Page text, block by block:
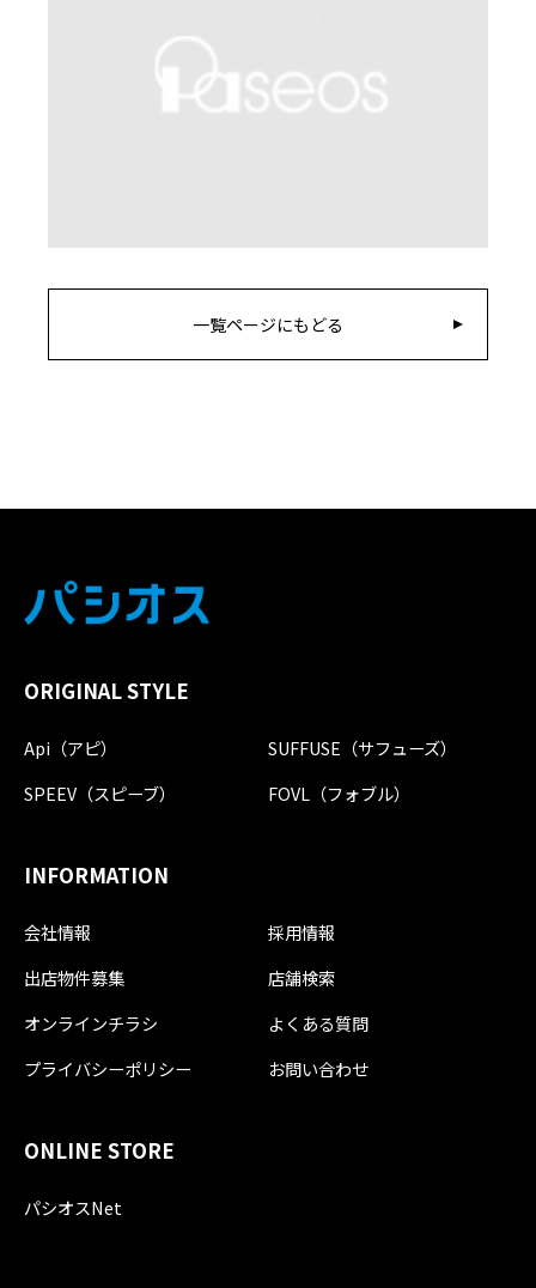
一覧ページにもどる
ORIGINAL STYLE
Api（アピ）
SUFFUSE（サフューズ）
SPEEV（スピーブ）
FOVL（フォブル）
INFORMATION
会社情報
採用情報
出店物件募集
店舗検索
オンラインチラシ
よくある質問
プライバシーポリシー
お問い合わせ
ONLINE STORE
パシオスNet